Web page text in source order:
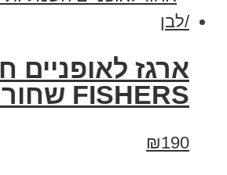
ארגז לאופניים
FISHERS שחור /לבן
₪190